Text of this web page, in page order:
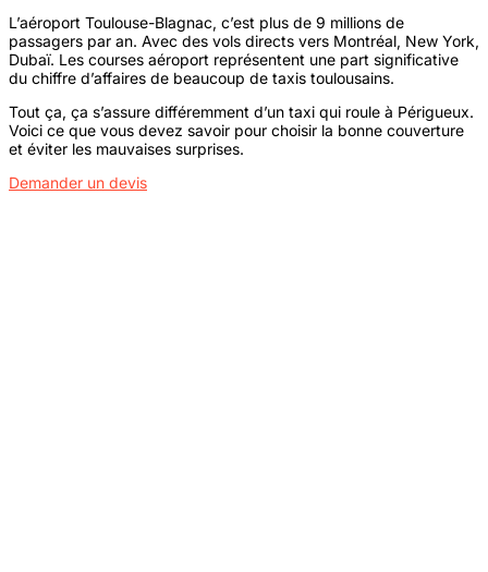
L’aéroport Toulouse-Blagnac, c’est plus de 9 millions de
passagers par an. Avec des vols directs vers Montréal, New York,
Dubaï. Les courses aéroport représentent une part significative
du chiffre d’affaires de beaucoup de taxis toulousains.
Tout ça, ça s’assure différemment d’un taxi qui roule à Périgueux.
Voici ce que vous devez savoir pour choisir la bonne couverture
et éviter les mauvaises surprises.
Demander un devis